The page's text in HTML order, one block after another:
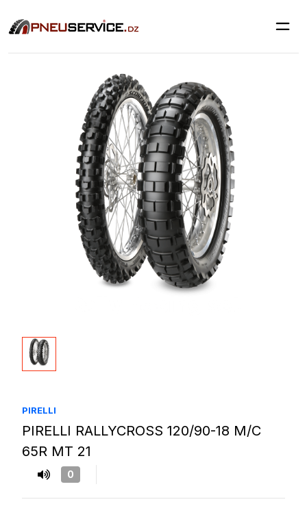
PIRELLI
PIRELLI RALLYCROSS 120/90-18 M/C
65R MT 21
0